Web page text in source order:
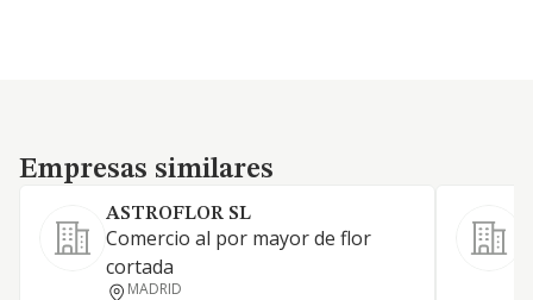
Empresas similares
Empresas similares
ASTROFLOR SL
Comercio al por mayor de flor
cortada
MADRID